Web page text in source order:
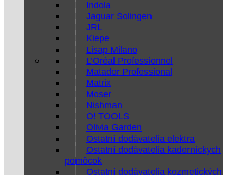
Indola
Jaguar Solingen
JRL
Kiepe
Lisap Milano
L’Oréal Professionnel
Matador Professional
Matrix
Moser
Nishman
O! TOOLS
Olivia Garden
Ostatní dodávatelia elektra
Ostatní dodávatelia kaderníckych
pomôcok
Ostatní dodávatelia kozmetických